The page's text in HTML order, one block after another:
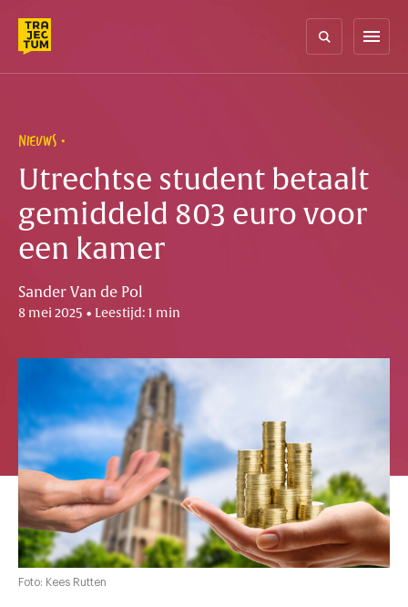
content
menu
NIEUWS
Utrechtse student betaalt
gemiddeld 803 euro voor
een kamer
Sander Van de Pol
8 mei 2025 • Leestijd: 1 min
Foto: Kees Rutten